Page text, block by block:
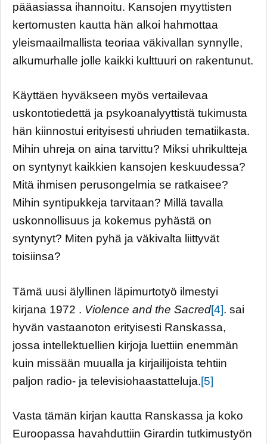
pääasiassa ihannoitu. Kansojen myyttisten
kertomusten kautta hän alkoi hahmottaa
yleismaailmallista teoriaa väkivallan synnylle,
alkumurhalle jolle kaikki kulttuuri on rakentunut.
Käyttäen hyväkseen myös vertailevaa
uskontotiedettä ja psykoanalyyttistä tukimusta
hän kiinnostui erityisesti uhriuden tematiikasta.
Mihin uhreja on aina tarvittu? Miksi uhrikultteja
on syntynyt kaikkien kansojen keskuudessa?
Mitä ihmisen perusongelmia se ratkaisee?
Mihin syntipukkeja tarvitaan? Millä tavalla
uskonnollisuus ja kokemus pyhästä on
syntynyt? Miten pyhä ja väkivalta liittyvät
toisiinsa?
Tämä uusi älyllinen läpimurtotyö ilmestyi
kirjana 1972 . Violence and the Sacred[4]. sai
hyvän vastaanoton erityisesti Ranskassa,
jossa intellektuellien kirjoja luettiin enemmän
kuin missään muualla ja kirjailijoista tehtiin
paljon radio- ja televisiohaastatteluja.[5]
Vasta tämän kirjan kautta Ranskassa ja koko
Euroopassa havahduttiin Girardin tutkimustyön